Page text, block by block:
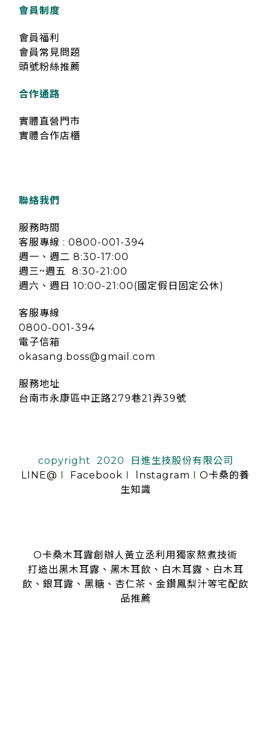
會員制度
會員福利
會員常見問題
頭號粉絲推薦
合作通路
實體直營門市
實體合作店櫃
聯絡我們
服務時間
客服專線 : 0800-001-394
週一、週二 8:30-17:00
週三~週五 8:30-21:00
週六、週日 10:00-21:00(國定假日固定公休)
客服專線
0800-001-394
電子信箱
okasang.boss@gmail.com
服務地址
台南市永康區中正路279巷21弄39號
copyright 2020 日進生技股份有限公司
LINE@
Facebook lnstagram
O卡桑的養
生知識
O卡桑木耳露創辦人黃立丞利用獨家熬煮技術
打造出黑木耳露、黑木耳飲、白木耳露、白木耳
飲、銀耳露、黑糖、杏仁茶、金鑽鳳梨汁等宅配飲
品推薦